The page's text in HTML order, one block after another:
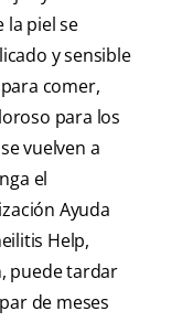
la piel se
y sensible
comer,
para los
vuelven a
el
Ayuda
Help,
puede tardar
de meses